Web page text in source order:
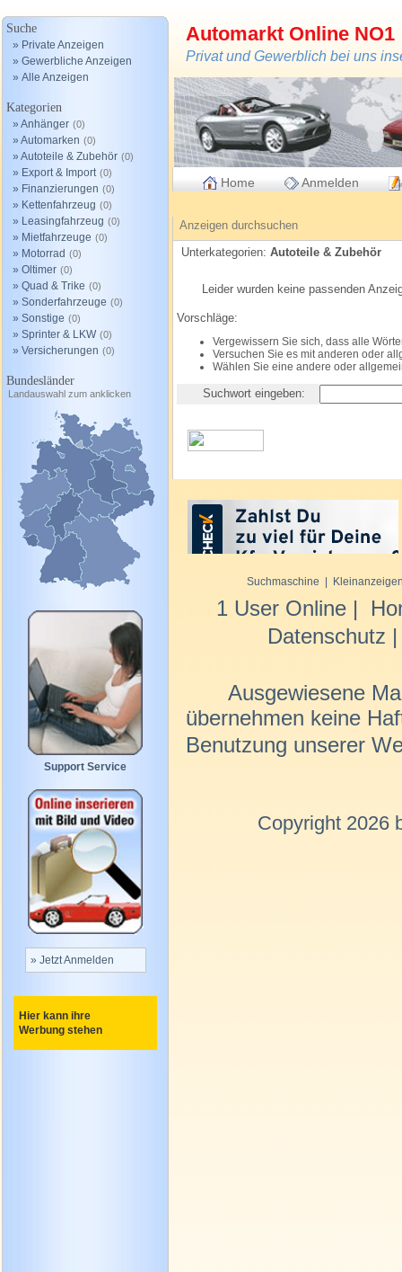
Suche
» Private Anzeigen
» Gewerbliche Anzeigen
» Alle Anzeigen
Kategorien
» Anhänger (0)
» Automarken (0)
» Autoteile & Zubehör (0)
» Export & Import (0)
» Finanzierungen (0)
» Kettenfahrzeug (0)
» Leasingfahrzeug (0)
» Mietfahrzeuge (0)
» Motorrad (0)
» Oltimer (0)
» Quad & Trike (0)
» Sonderfahrzeuge (0)
» Sonstige (0)
» Sprinter & LKW (0)
» Versicherungen (0)
Bundesländer
Landauswahl zum anklicken
Support Service
» Jetzt Anmelden
Automarkt Online NO1
Privat und Gewerblich bei uns
Home Anmelden
Anzeigen durchsuchen
Unterkategorien: Autoteile & Zubehör
Leider wurden keine passenden
Vorschläge:
Vergewissern Sie sich, dass alle
Versuchen Sie es mit anderen oder
Wählen Sie eine andere oder
Suchwort eingeben:
Suchmaschine
1 User Online |
Datenschutz
Ausgewiesene
übernehmen keine
Benutzung unserer
Copyright 2026